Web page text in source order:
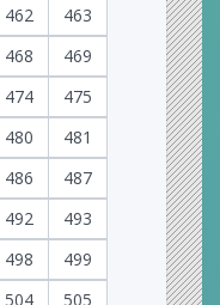
462
463
468
469
474
475
480
481
486
487
492
493
498
499
504
505